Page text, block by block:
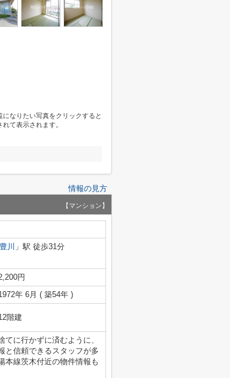
なりたい写真をクリックすると
れて表示されます。
情報の見方
【マンション】
豊川 」駅 徒歩31分
円
年 6月 ( 築54年 )
階建
に行かずに済むように、
と信頼できるスタッフが多
本線茨木付近の物件情報も